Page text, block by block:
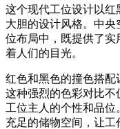
这个现代工位设计以红
大胆的设计风格。中
位布局中，既提供了实
着人们的目光。
红色和黑色的撞色搭配
这种强烈的色彩对比不
工位主人的个性和品
充足的储物空间，让工